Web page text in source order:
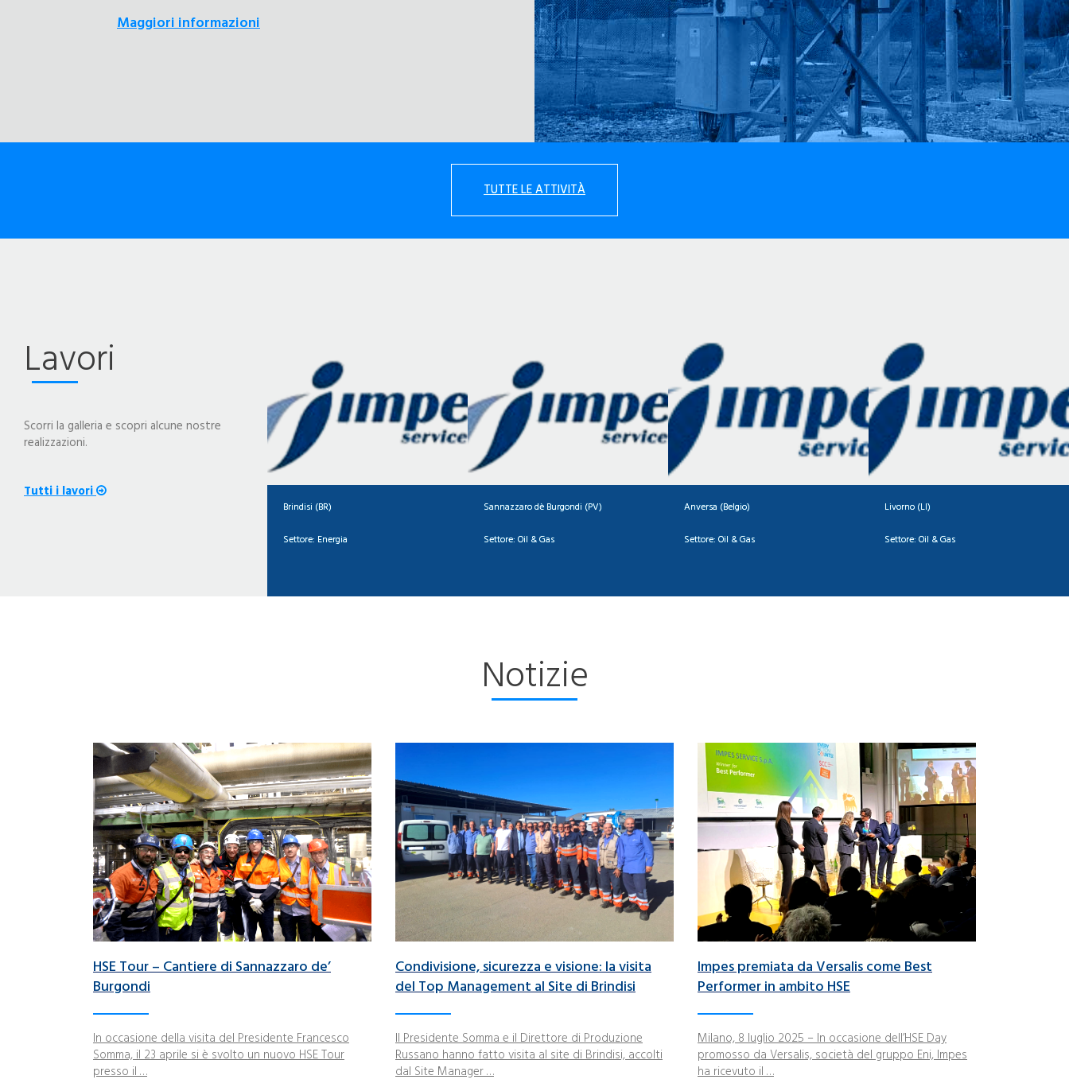
Maggiori informazioni
TUTTE LE ATTIVITÀ
Lavori
Scorri la galleria e scopri alcune nostre
realizzazioni.
Tutti i lavori
Brindisi (BR)
Settore: Energia
Sannazzaro dè Burgondi (PV)
Settore: Oil & Gas
Anversa (Belgio)
Settore: Oil & Gas
Livorno (LI)
Settore: Oil & Gas
Notizie
HSE Tour – Cantiere di Sannazzaro de’
Burgondi
In occasione della visita del Presidente Francesco
Somma, il 23 aprile si è svolto un nuovo HSE Tour
presso il …
Condivisione, sicurezza e visione: la visita
del Top Management al Site di Brindisi
Il Presidente Somma e il Direttore di Produzione
Russano hanno fatto visita al site di Brindisi, accolti
dal Site Manager …
Impes premiata da Versalis come Best
Performer in ambito HSE
Milano, 8 luglio 2025 – In occasione dell’HSE Day
promosso da Versalis, società del gruppo Eni, Impes
ha ricevuto il …